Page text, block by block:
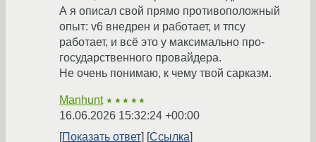
А я описал свой прямо противоположный
опыт: v6 внедрен и работает, и тпсу
работает, и всё это у максимально про-
государственного провайдера.
Не очень понимаю, к чему твой сарказм.
Manhunt ★★★★★
16.06.2026 15:32:24 +00:00
Показать ответ
Ссылка